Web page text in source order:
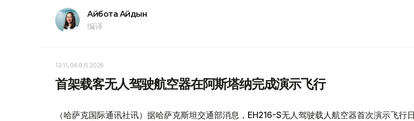
Айбота Айдын
编译
13:11, 06 8月 2026
首架载客无人驾驶航空器在阿斯塔纳完成演示飞行
（哈萨克国际通讯社讯）据哈萨克斯坦交通部消息，EH216-S无人驾驶载人航空器首次演示飞行日